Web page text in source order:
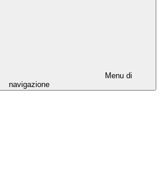
Menu di
navigazione